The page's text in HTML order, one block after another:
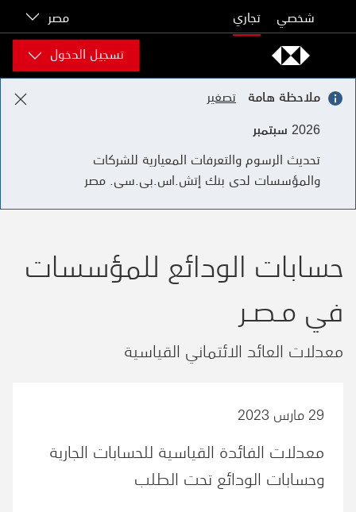
شخصي تجاري
مصر
تسجيل الدخول
ملاحظة هامة تصغير
2026 سبتمبر
تحديث الرسوم والتعرفات المعيارية للشركات
والمؤسسات لدى بنك إتش.اس.بى.سى. مصر
حسابات الودائع للمؤسسات
في مـصـر
معدلات العائد الائتماني القياسية
29 مارس 2023
معدلات الفائدة القياسية للحسابات الجارية
وحسابات الودائع تحت الطلب